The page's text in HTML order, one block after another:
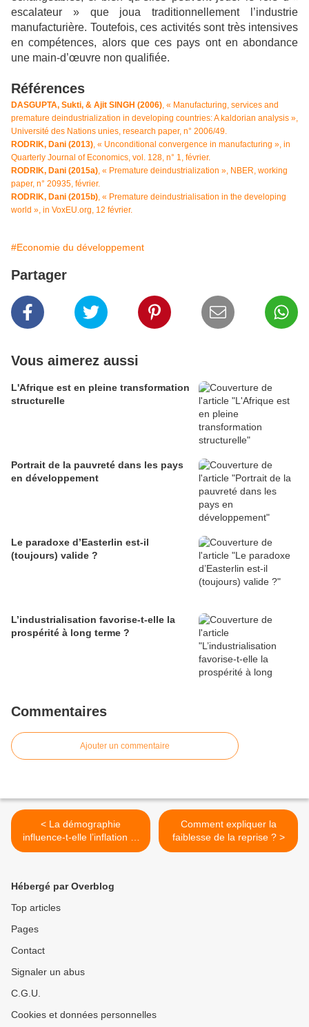
escalateur » que joua traditionnellement l’industrie
manufacturière. Toutefois, ces activités sont très intensives
en compétences, alors que ces pays ont en abondance
une main-d’œuvre non qualifiée.
Références
DASGUPTA, Sukti, & Ajit SINGH (2006), « Manufacturing, services and
premature deindustrialization in developing countries: A kaldorian analysis »,
Université des Nations unies, research paper, n° 2006/49.
RODRIK, Dani (2013), « Unconditional convergence in manufacturing », in
Quarterly Journal of Economics, vol. 128, n° 1, février.
RODRIK, Dani (2015a), « Premature deindustrialization », NBER, working
paper, n° 20935, février.
RODRIK, Dani (2015b), « Premature deindustrialisation in the developing
world », in VoxEU.org, 12 février.
#Economie du développement
Partager
Vous aimerez aussi
L'Afrique est en pleine transformation
structurelle
Portrait de la pauvreté dans les pays
en développement
Le paradoxe d’Easterlin est-il
(toujours) valide ?
L’industrialisation favorise-t-elle la
prospérité à long terme ?
Commentaires
Ajouter un commentaire
< La démographie
influence-t-elle l’inflation et
la politique monétaire ?
Comment expliquer la
faiblesse de la reprise ? >
Hébergé par Overblog
Top articles
Pages
Contact
Signaler un abus
C.G.U.
Cookies et données personnelles